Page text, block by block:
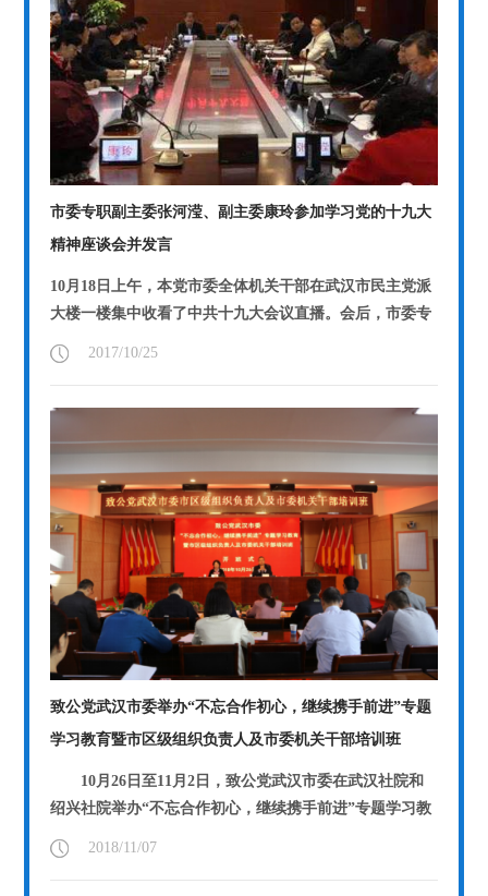
市委专职副主委张河滢、副主委康玲参加学习党的十九大
精神座谈会并发言
10月18日上午，本党市委全体机关干部在武汉市民主党派
大楼一楼集中收看了中共十九大会议直播。会后，市委专
2017/10/25
致公党武汉市委举办“不忘合作初心，继续携手前进”专题
学习教育暨市区级组织负责人及市委机关干部培训班
10月26日至11月2日，致公党武汉市委在武汉社院和
绍兴社院举办“不忘合作初心，继续携手前进”专题学习教
2018/11/07